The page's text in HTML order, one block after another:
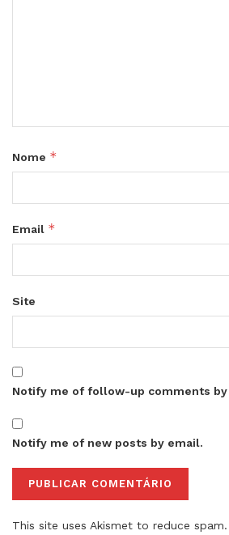
Nome *
Email *
Site
Notify me of follow-up comments by
Notify me of new posts by email.
This site uses Akismet to reduce spam.